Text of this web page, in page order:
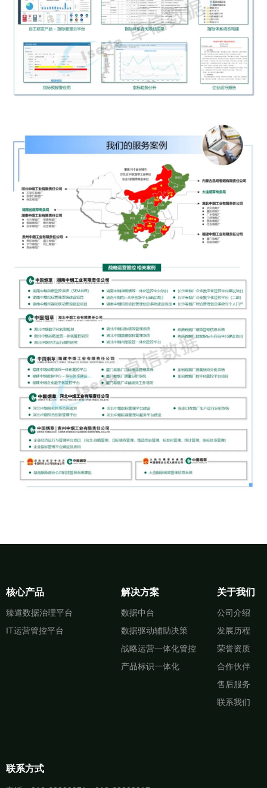
核心产品
臻道数据治理平台
IT运营管控平台
解决方案
数据中台
数据驱动辅助决策
战略运营一体化管控
产品标识一体化
关于我们
公司介绍
发展历程
荣誉资质
合作伙伴
售后服务
联系我们
联系方式